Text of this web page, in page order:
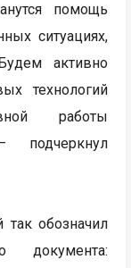
помощь
ситуациях,
активно
технологий
работы
подчеркнул
обозначил
документа: